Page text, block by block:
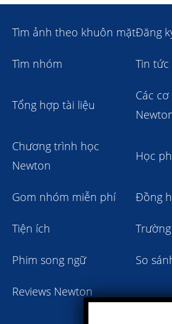
Tìm ảnh theo khuôn mặtĐăng
Tìm nhóm Tin tức
Tổng hợp tài liệu
Các
Chương trình học
Newton
Học
Gom nhóm miễn phí Đồng
Tiện ích
Phim song ngữ So
Reviews Newton